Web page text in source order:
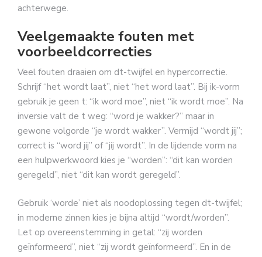
achterwege.
Veelgemaakte fouten met
voorbeeldcorrecties
Veel fouten draaien om dt-twijfel en hypercorrectie.
Schrijf “het wordt laat”, niet “het word laat”. Bij ik-vorm
gebruik je geen t: “ik word moe”, niet “ik wordt moe”. Na
inversie valt de t weg: “word je wakker?” maar in
gewone volgorde “je wordt wakker”. Vermijd “wordt jij”;
correct is “word jij” of “jij wordt”. In de lijdende vorm na
een hulpwerkwoord kies je “worden”: “dit kan worden
geregeld”, niet “dit kan wordt geregeld”.
Gebruik ‘worde’ niet als noodoplossing tegen dt-twijfel;
in moderne zinnen kies je bijna altijd “wordt/worden”.
Let op overeenstemming in getal: “zij worden
geïnformeerd”, niet “zij wordt geïnformeerd”. En in de